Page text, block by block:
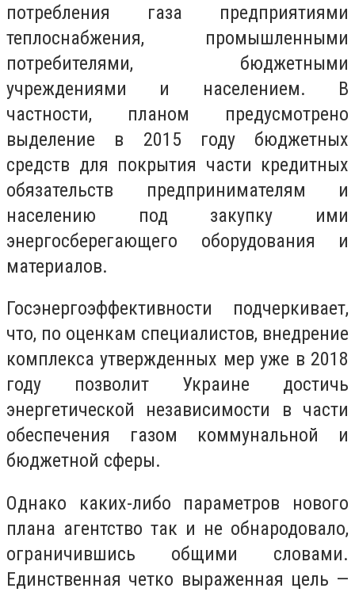
потребления газа предприятиями
теплоснабжения, промышленными
потребителями, бюджетными
учреждениями и населением. В
частности, планом предусмотрено
выделение в 2015 году бюджетных
средств для покрытия части кредитных
обязательств предпринимателям и
населению под закупку ими
энергосберегающего оборудования и
материалов.
Госэнергоэффективности подчеркивает,
что, по оценкам специалистов, внедрение
комплекса утвержденных мер уже в 2018
году позволит Украине достичь
энергетической независимости в части
обеспечения газом коммунальной и
бюджетной сферы.
Однако каких-либо параметров нового
плана агентство так и не обнародовало,
ограничившись общими словами.
Единственная четко выраженная цель —